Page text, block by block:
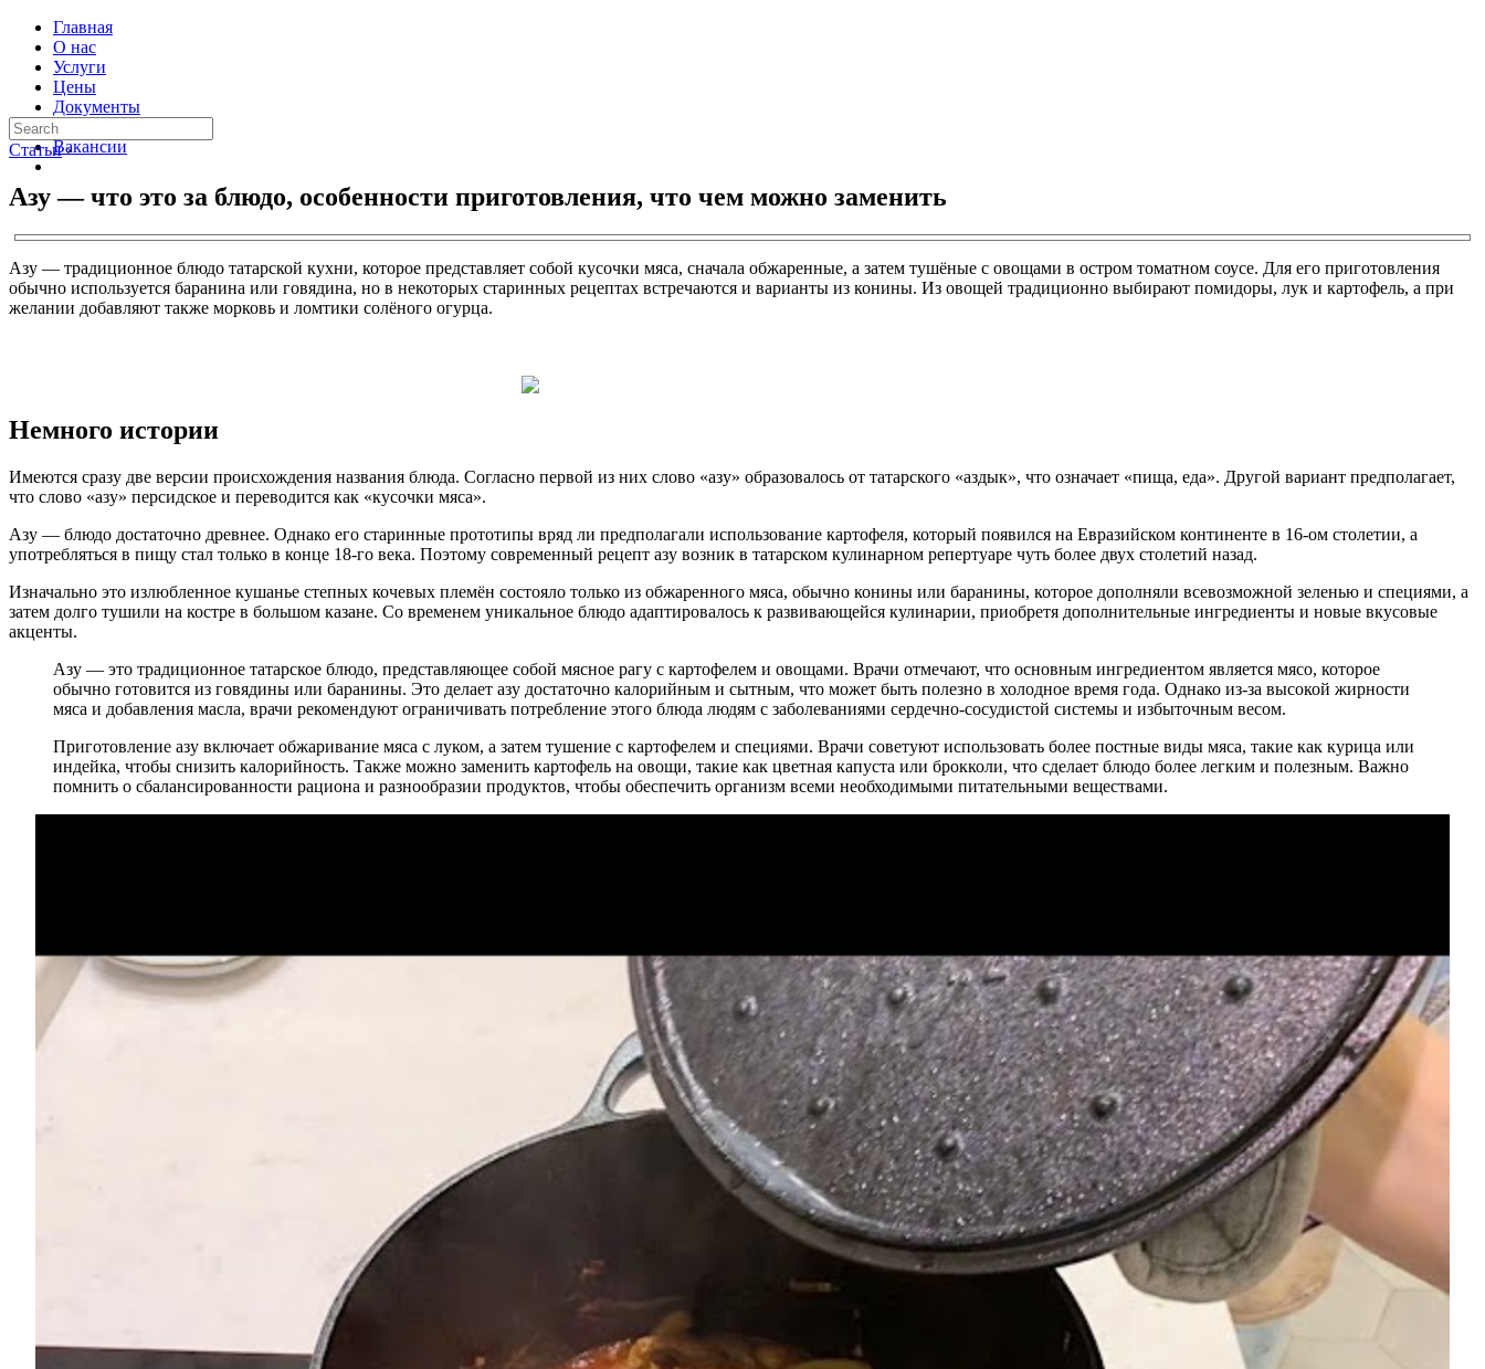
Главная
О нас
Услуги
Цены
Документы
Контакты
Вакансии
Статьи ›
Азу — что это за блюдо, особенности приготовления, что чем можно заменить
Азу — традиционное блюдо татарской кухни, которое представляет собой кусочки мяса, сначала обжаренные, а затем тушёные с овощами в остром томатном соусе. Для его приготовления
обычно используется баранина или говядина, но в некоторых старинных рецептах встречаются и варианты из конины. Из овощей традиционно выбирают помидоры, лук и картофель, а при
желании добавляют также морковь и ломтики солёного огурца.
Немного истории
Имеются сразу две версии происхождения названия блюда. Согласно первой из них слово «азу» образовалось от татарского «аздык», что означает «пища, еда». Другой вариант предполагает,
что слово «азу» персидское и переводится как «кусочки мяса».
Азу — блюдо достаточно древнее. Однако его старинные прототипы вряд ли предполагали использование картофеля, который появился на Евразийском континенте в 16-ом столетии, а
употребляться в пищу стал только в конце 18-го века. Поэтому современный рецепт азу возник в татарском кулинарном репертуаре чуть более двух столетий назад.
Изначально это излюбленное кушанье степных кочевых племён состояло только из обжаренного мяса, обычно конины или баранины, которое дополняли всевозможной зеленью и специями, а
затем долго тушили на костре в большом казане. Со временем уникальное блюдо адаптировалось к развивающейся кулинарии, приобретя дополнительные ингредиенты и новые вкусовые
акценты.
Азу — это традиционное татарское блюдо, представляющее собой мясное рагу с картофелем и овощами. Врачи отмечают, что основным ингредиентом является мясо, которое
обычно готовится из говядины или баранины. Это делает азу достаточно калорийным и сытным, что может быть полезно в холодное время года. Однако из-за высокой жирности
мяса и добавления масла, врачи рекомендуют ограничивать потребление этого блюда людям с заболеваниями сердечно-сосудистой системы и избыточным весом.
Приготовление азу включает обжаривание мяса с луком, а затем тушение с картофелем и специями. Врачи советуют использовать более постные виды мяса, такие как курица или
индейка, чтобы снизить калорийность. Также можно заменить картофель на овощи, такие как цветная капуста или брокколи, что сделает блюдо более легким и полезным. Важно
помнить о сбалансированности рациона и разнообразии продуктов, чтобы обеспечить организм всеми необходимыми питательными веществами.